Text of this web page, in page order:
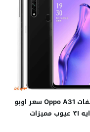
مواصفات Oppo A31 سعر اوبو
ايه ٣١ عيوب مميزات